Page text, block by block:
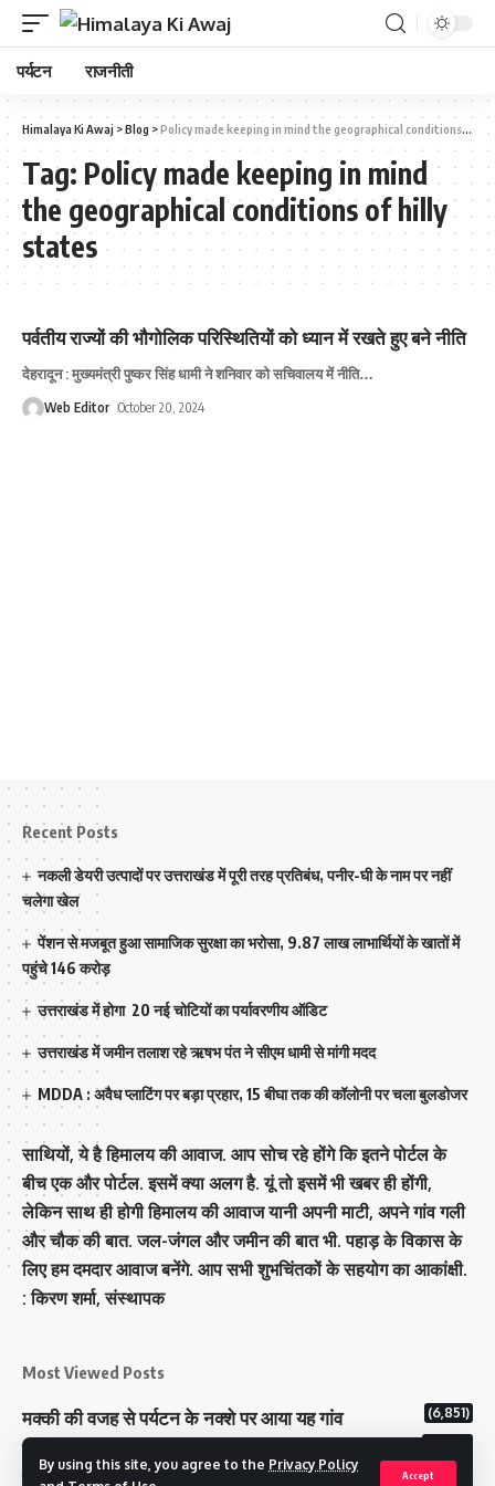
By using this site, you agree to the Privacy Policy
Accept
पर्यटन राजनीती
Himalaya Ki Awaj >Blog >Policy made keeping in mind the geographical conditions of hilly states
Tag: Policy made keeping in mind
the geographical conditions of hilly
states
पर्वतीय राज्यों की भौगोलिक परिस्थितियों को ध्यान में रखते हुए बने नीति
देहरादून : मुख्यमंत्री पुष्कर सिंह धामी ने शनिवार को सचिवालय में नीति…
Web Editor October 20, 2024
Recent Posts
नकली डेयरी उत्पादों पर उत्तराखंड में पूरी तरह प्रतिबंध, पनीर-घी के नाम पर नहीं
चलेगा खेल
पेंशन से मजबूत हुआ सामाजिक सुरक्षा का भरोसा, 9.87 लाख लाभार्थियों के खातों में
पहुंचे 146 करोड़
उत्तराखंड में होगा 20 नई चोटियों का पर्यावरणीय ऑडिट
उत्तराखंड में जमीन तलाश रहे ऋषभ पंत ने सीएम धामी से मांगी मदद
MDDA : अवैध प्लाटिंग पर बड़ा प्रहार, 15 बीघा तक की कॉलोनी पर चला बुलडोजर
साथियों, ये है हिमालय की आवाज. आप सोच रहे होंगे कि इतने पोर्टल के
बीच एक और पोर्टल. इसमें क्या अलग है. यूं तो इसमें भी खबर ही होंगी,
लेकिन साथ ही होगी हिमालय की आवाज यानी अपनी माटी, अपने गांव गली
और चौक की बात. जल-जंगल और जमीन की बात भी. पहाड़ के विकास के
लिए हम दमदार आवाज बनेंगे. आप सभी शुभचिंतकों के सहयोग का आकांक्षी.
: किरण शर्मा, संस्‍थापक
Most Viewed Posts
मक्‍की की वजह से पर्यटन के नक्‍शे पर आया यह गांव (6,851)
राज्य में 12 पी माइनस थ्री पोलिंग स्टेशन बनाए गए
टिहरी राजपरिवार के पास 200 करोड से अधिक की संपत्ति (5,186)